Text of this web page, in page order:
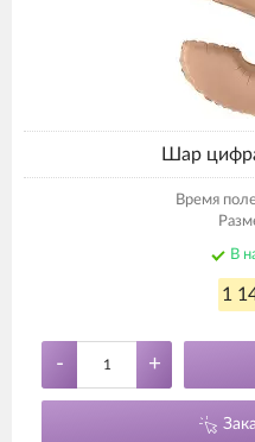
Шар
Время
В
1
- +